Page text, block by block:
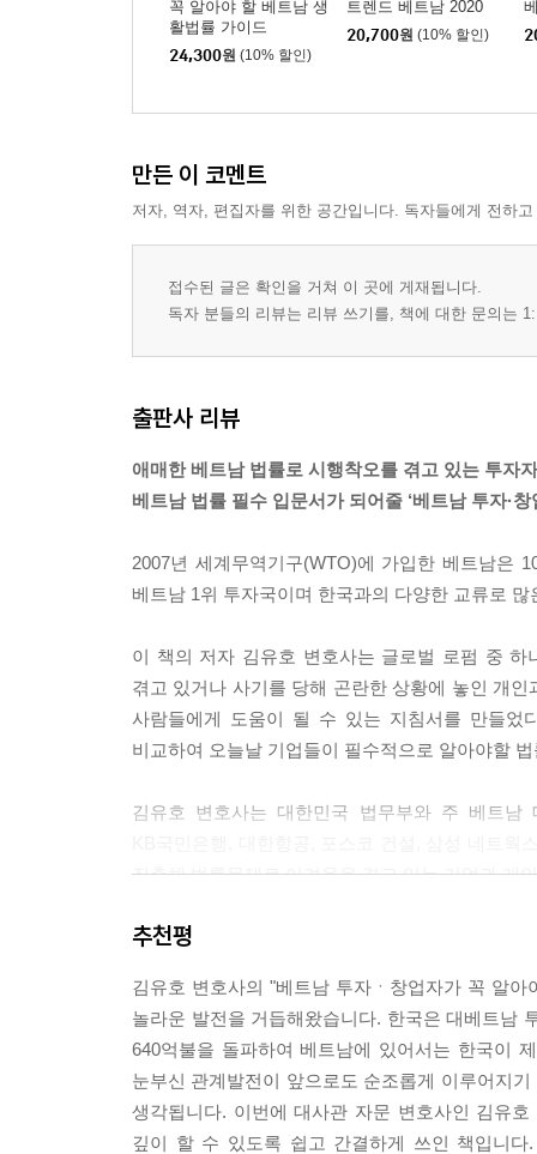
꼭 알아야 할 베트남 생
활법률 가이드
24,300원 (10% 할인)
트렌드 베트남 2020
20,700원 (10% 할인)
만든 이 코멘트
저자, 역자, 편집자를 위한 공간입니다. 독자들에게 전하
접수된 글은 확인을 거쳐 이 곳에 게재됩니다.
독자 분들의 리뷰는 리뷰 쓰기를, 책에 대한 문의는
출판사 리뷰
애매한 베트남 법률로 시행착오를 겪고 있는 투자
베트남 법률 필수 입문서가 되어줄 ‘베트남 투자·
2007년 세계무역기구(WTO)에 가입한 베트남은
베트남 1위 투자국이며 한국과의 다양한 교류로
이 책의 저자 김유호 변호사는 글로벌 로펌 중
겪고 있거나 사기를 당해 곤란한 상황에 놓인 개
사람들에게 도움이 될 수 있는 지침서를 만들었
비교하여 오늘날 기업들이 필수적으로 알아야할
김유호 변호사는 대한민국 법무부와 주 베트
진출해 법률문제로 어려움을 겪고 있는 기업과 개
또한 베트남 진출 시 당하게 되는 사기유형과 대
넘치는 정보의 시대에서 확실하고 정확한 베트남
그리고 베트남 현지에서의 비자 법률과 아파트
개인에게 길잡이가 되어 줄 지침서가 될 것이다.
추천평
김유호 변호사의 "베트남 투자ㆍ창업자가 꼭 알
놀라운 발전을 거듭해왔습니다. 한국은 대베트남
640억불을 돌파하여 베트남에 있어서는 한국이
눈부신 관계발전이 앞으로도 순조롭게 이루어지
생각됩니다. 이번에 대사관 자문 변호사인 김유
깊이 할 수 있도록 쉽고 간결하게 쓰인 책입니